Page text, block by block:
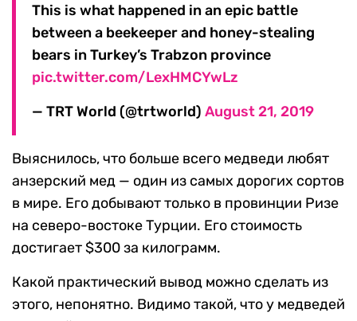
This is what happened in an epic battle
between a beekeeper and honey-stealing
bears in Turkey’s Trabzon province
pic.twitter.com/LexHMCYwLz
— TRT World (@trtworld) August 21, 2019
Выяснилось, что больше всего медведи любят
анзерский мед — один из самых дорогих сортов
в мире. Его добывают только в провинции Ризе
на северо-востоке Турции. Его стоимость
достигает $300 за килограмм.
Какой практический вывод можно сделать из
этого, непонятно. Видимо такой, что у медведей